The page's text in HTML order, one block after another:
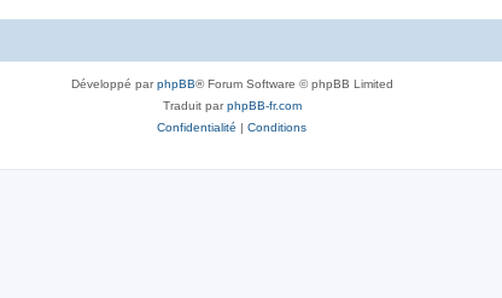
Développé parphpBB® Forum Software © phpBB Limited
Traduit parphpBB-fr.com
Confidentialité | Conditions